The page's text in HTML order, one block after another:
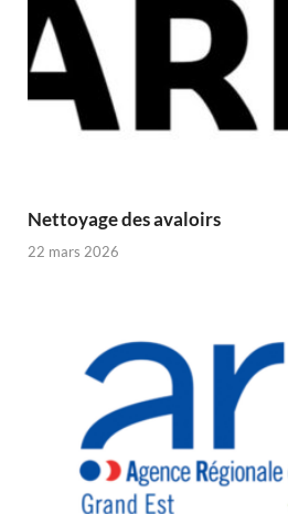
Nettoyage des avaloirs
22 mars 2026